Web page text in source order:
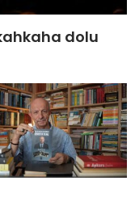
dolu